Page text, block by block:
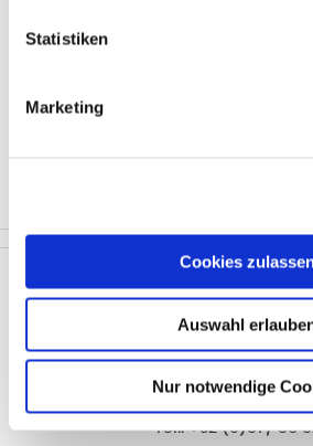
Statistiken
Marketing
Cookies
Auswahl
Nur notwendige
Mittwochs von 9 –
WFG Ostbelgien
Tel.: +32 (0)87/ 56